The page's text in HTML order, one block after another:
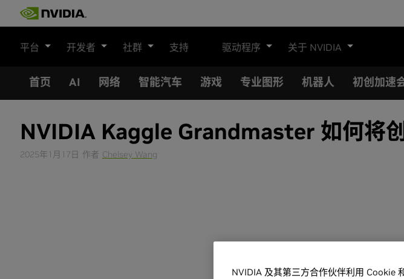
平台 开发者 社群 支持 驱动程序 关于 NVIDIA
首页 AI 网络 智能汽车 游戏 专业图形 机器人 初创加速
NVIDIA Kaggle Grandmaster 如何将
2025年1月17日 作者 Chelsey Wang
NVIDIA 及其第三方合作伙伴利用 Cookie